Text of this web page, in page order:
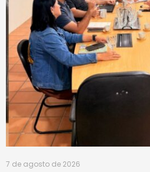
7 de agosto de 2026